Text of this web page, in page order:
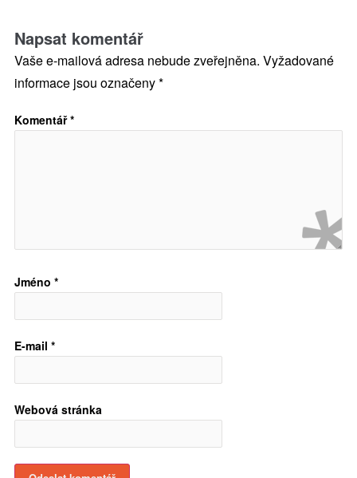
Napsat komentář
Vaše e-mailová adresa nebude zveřejněna. Vyžadované
informace jsou označeny*
Komentář*
Jméno *
E-mail *
Webová stránka